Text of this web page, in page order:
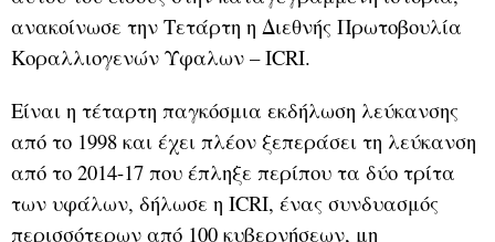
ανακοίνωσε την Τετάρτη η Διεθνής Πρωτοβουλία
Κοραλλιογενών Ύφαλων – ICRI.
Είναι η τέταρτη παγκόσμια εκδήλωση λεύκανσης
από το 1998 και έχει πλέον ξεπεράσει τη λεύκανση
από το 2014-17 που έπληξε περίπου τα δύο τρίτα
των υφάλων, δήλωσε η ICRI, ένας συνδυασμός
περισσότερων από 100 κυβερνήσεων, μη